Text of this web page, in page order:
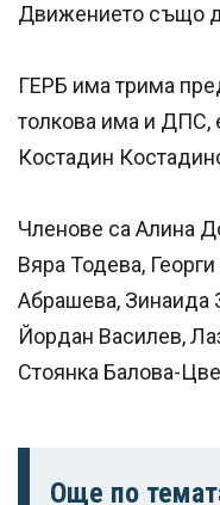
Движението също
ГЕРБ има трима
толкова има и ДПС,
Костадин
Членове са Алина
Вяра Тодева,
Абрашева, Зинаида
Йордан Василев,
Стоянка Балова-
Още по